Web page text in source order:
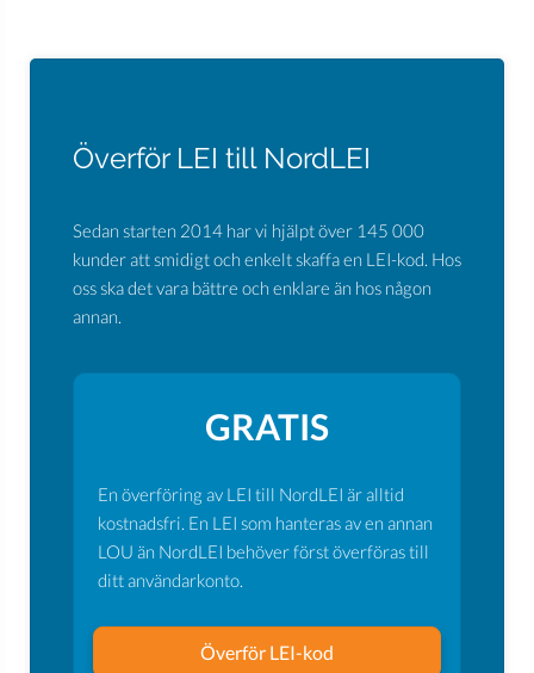
Överför LEI till NordLEI
Sedan starten 2014 har vi hjälpt över 145 000
kunder att smidigt och enkelt skaffa en LEI-kod. Hos
oss ska det vara bättre och enklare än hos någon
annan.
GRATIS
En överföring av LEI till NordLEI är alltid
kostnadsfri. En LEI som hanteras av en annan
LOU än NordLEI behöver först överföras till
ditt användarkonto.
Överför LEI-kod